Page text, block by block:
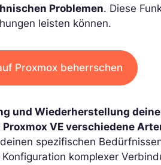
Problemen. Diese
leisten können.
Proxmox beherrschen
und Wiederherstellung
Proxmox VE verschiedene
spezifischen
komplexer